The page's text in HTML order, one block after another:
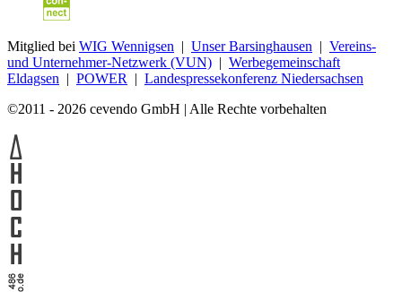
Mitglied bei WIG Wennigsen | Unser Barsinghausen | Vereins-
und Unternehmer-Netzwerk (VUN) | Werbegemeinschaft
Eldagsen | POWER | Landespressekonferenz Niedersachsen
©2011 - 2026 cevendo GmbH | Alle Rechte vorbehalten